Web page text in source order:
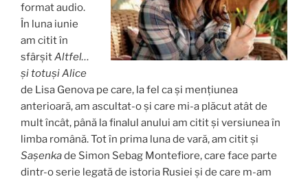
format audio.
În luna iunie
am citit în
sfârșitAltfel…
și totuși Alice
de Lisa Genova pe care, la fel ca și mențiunea
anterioară, am ascultat-o și care mi-a plăcut atât de
mult încât, până la finalul anului am citit și versiunea în
limba română. Tot în prima luna de vară, am citit și
Sașenkade Simon Sebag Montefiore, care face parte
dintr-o serie legată de istoria Rusiei și de care m-am